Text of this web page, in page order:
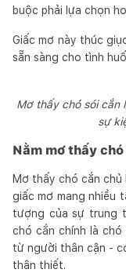
buộc phải lựa chọn
Giấc mơ này thúc
sẵn sàng cho tình
Mơ thấy chó sói cắn
sự
Nằm mơ thấy
Mơ thấy chó cắn chủ
giấc mơ mang nhiều
tượng của sự trung
chó cắn chính là
từ người thân cận -
thân thiết.